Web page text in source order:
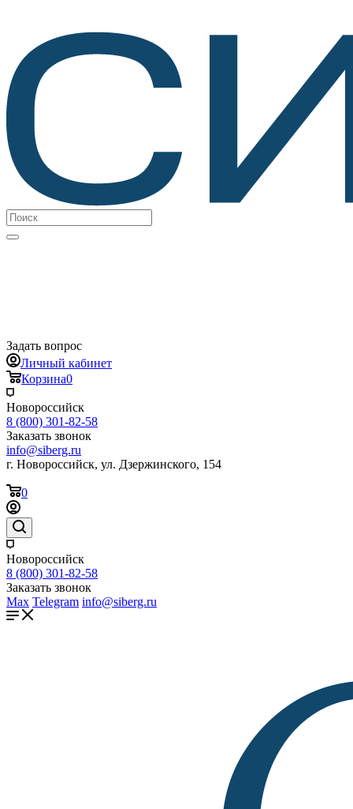
Задать вопрос
Личный кабинет
Корзина0
Новороссийск
8 (800) 301-82-58
Заказать звонок
info@siberg.ru
г. Новороссийск, ул. Дзержинского, 154
0
Новороссийск
8 (800) 301-82-58
Заказать звонок
Max Telegram info@siberg.ru